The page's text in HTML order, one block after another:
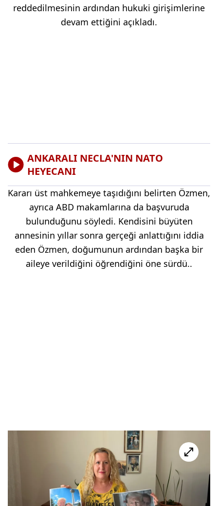
reddedilmesinin ardından hukuki girişimlerine
devam ettiğini açıkladı.
ANKARALI NECLA'NIN NATO
HEYECANI
Kararı üst mahkemeye taşıdığını belirten Özmen,
ayrıca ABD makamlarına da başvuruda
bulunduğunu söyledi. Kendisini büyüten
annesinin yıllar sonra gerçeği anlattığını iddia
eden Özmen, doğumunun ardından başka bir
aileye verildiğini öğrendiğini öne sürdü..